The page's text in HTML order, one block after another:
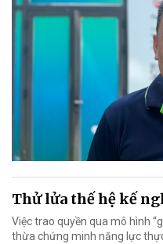
Thử lửa thế hệ kế
Việc trao quyền qua mô hình
thừa chứng minh năng lực